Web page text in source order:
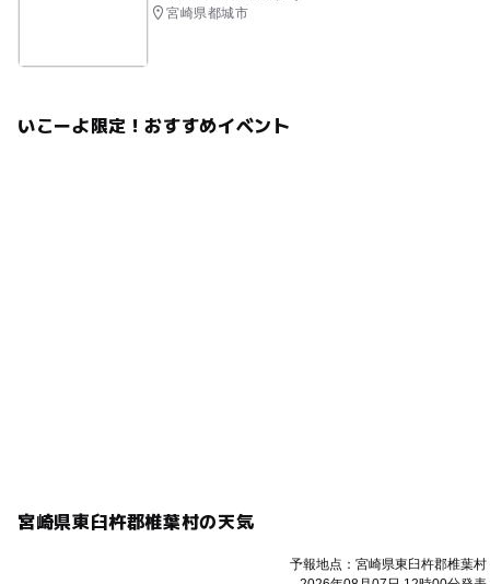
宮崎県都城市
いこーよ限定！おすすめイベント
宮崎県東臼杵郡椎葉村の天気
予報地点：宮崎県東臼杵郡椎葉村